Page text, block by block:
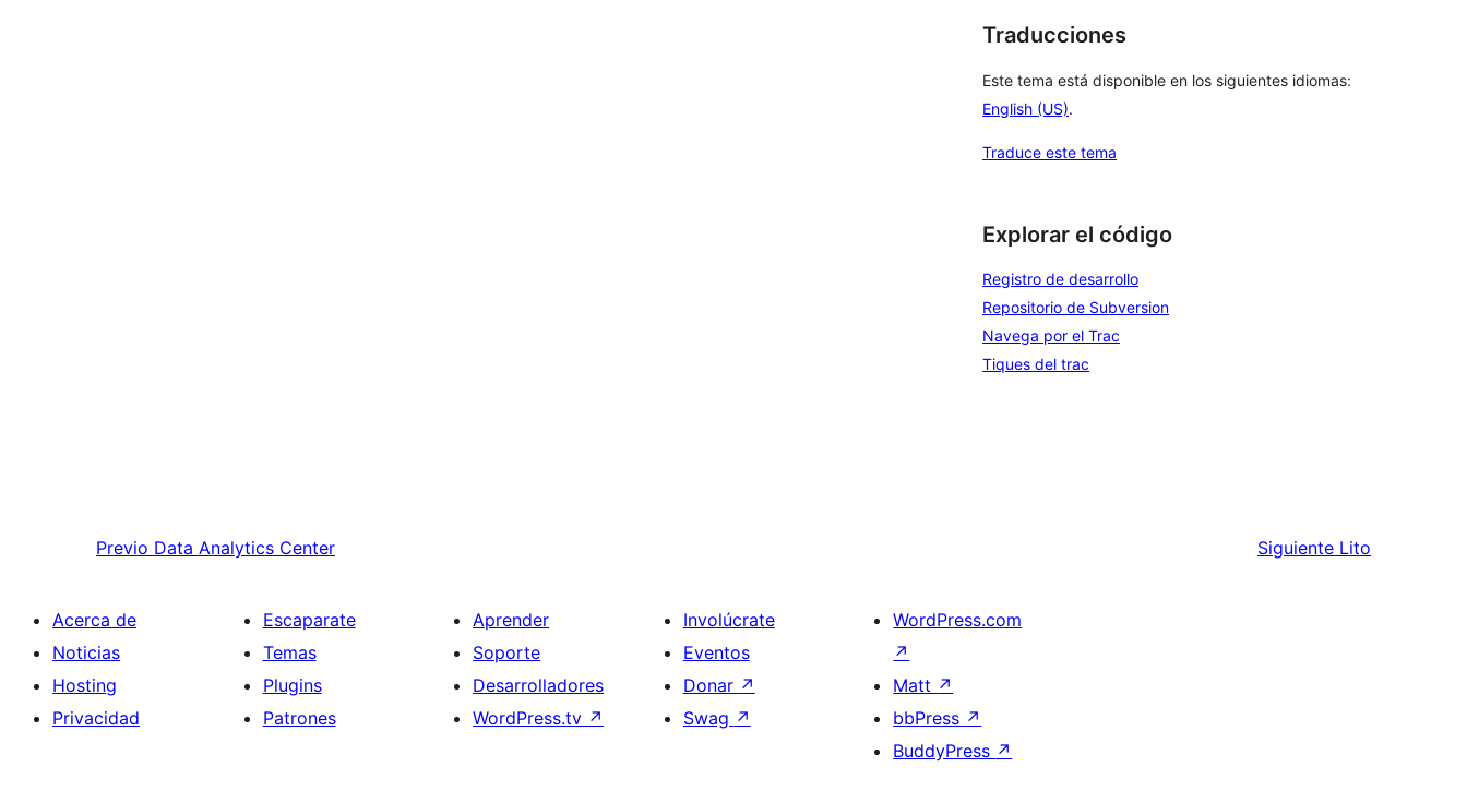
Traducciones
Este tema está disponible en los siguientes idiomas:
English (US).
Traduce este tema
Explorar el código
Registro de desarrollo
Repositorio de Subversion
Navega por el Trac
Tiques del trac
Previo Data Analytics Center Siguiente Lito
Acerca de
Noticias
Hosting
Privacidad
Escaparate
Temas
Plugins
Patrones
Aprender
Soporte
Desarrolladores
WordPress.tv ↗
Involúcrate
Eventos
Donar ↗
Swag ↗
WordPress.com
↗
Matt ↗
bbPress ↗
BuddyPress ↗